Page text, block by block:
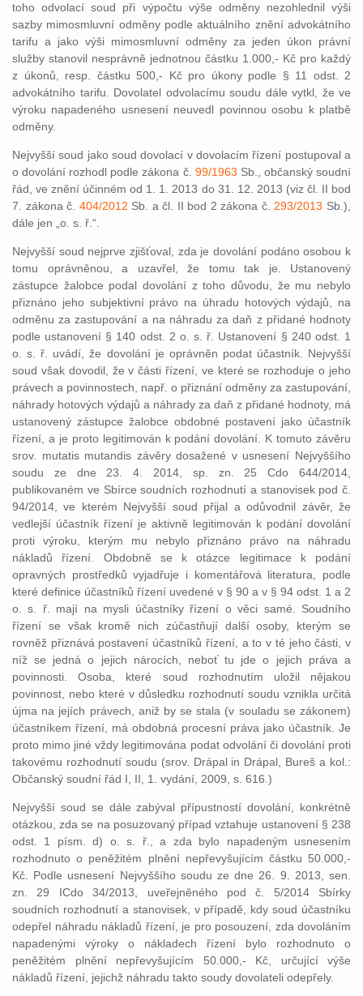
toho odvolací soud při výpočtu výše odměny nezohlednil výši
sazby mimosmluvní odměny podle aktuálního znění advokátního
tarifu a jako výši mimosmluvní odměny za jeden úkon právní
služby stanovil nesprávně jednotnou částku 1.000,- Kč pro každý
z úkonů, resp. částku 500,- Kč pro úkony podle § 11 odst. 2
advokátního tarifu. Dovolatel odvolacímu soudu dále vytkl, že ve
výroku napadeného usnesení neuvedl povinnou osobu k platbě
odměny.
Nejvyšší soud jako soud dovolací v dovolacím řízení postupoval a
o dovolání rozhodl podle zákona č. 99/1963 Sb., občanský soudní
řád, ve znění účinném od 1. 1. 2013 do 31. 12. 2013 (viz čl. II bod
7. zákona č. 404/2012 Sb. a čl. II bod 2 zákona č. 293/2013 Sb.),
dále jen „o. s. ř.“.
Nejvyšší soud nejprve zjišťoval, zda je dovolání podáno osobou k
tomu oprávněnou, a uzavřel, že tomu tak je. Ustanovený
zástupce žalobce podal dovolání z toho důvodu, že mu nebylo
přiznáno jeho subjektivní právo na úhradu hotových výdajů, na
odměnu za zastupování a na náhradu za daň z přidané hodnoty
podle ustanovení § 140 odst. 2 o. s. ř. Ustanovení § 240 odst. 1
o. s. ř. uvádí, že dovolání je oprávněn podat účastník. Nejvyšší
soud však dovodil, že v části řízení, ve které se rozhoduje o jeho
právech a povinnostech, např. o přiznání odměny za zastupování,
náhrady hotových výdajů a náhrady za daň z přidané hodnoty, má
ustanovený zástupce žalobce obdobné postavení jako účastník
řízení, a je proto legitimován k podání dovolání. K tomuto závěru
srov. mutatis mutandis závěry dosažené v usnesení Nejvyššího
soudu ze dne 23. 4. 2014, sp. zn. 25 Cdo 644/2014,
publikovaném ve Sbírce soudních rozhodnutí a stanovisek pod č.
94/2014, ve kterém Nejvyšší soud přijal a odůvodnil závěr, že
vedlejší účastník řízení je aktivně legitimován k podání dovolání
proti výroku, kterým mu nebylo přiznáno právo na náhradu
nákladů řízení. Obdobně se k otázce legitimace k podání
opravných prostředků vyjadřuje i komentářová literatura, podle
které definice účastníků řízení uvedené v § 90 a v § 94 odst. 1 a 2
o. s. ř. mají na mysli účastníky řízení o věci samé. Soudního
řízení se však kromě nich zúčastňují další osoby, kterým se
rovněž přiznává postavení účastníků řízení, a to v té jeho části, v
níž se jedná o jejich nárocích, neboť tu jde o jejich práva a
povinnosti. Osoba, které soud rozhodnutím uložil nějakou
povinnost, nebo které v důsledku rozhodnutí soudu vznikla určitá
újma na jejích právech, aniž by se stala (v souladu se zákonem)
účastníkem řízení, má obdobná procesní práva jako účastník. Je
proto mimo jiné vždy legitimována podat odvolání či dovolání proti
takovému rozhodnutí soudu (srov. Drápal in Drápal, Bureš a kol.:
Občanský soudní řád I, II, 1. vydání, 2009, s. 616.)
Nejvyšší soud se dále zabýval přípustností dovolání, konkrétně
otázkou, zda se na posuzovaný případ vztahuje ustanovení § 238
odst. 1 písm. d) o. s. ř., a zda bylo napadeným usnesením
rozhodnuto o peněžitém plnění nepřevyšujícím částku 50.000,-
Kč. Podle usnesení Nejvyššího soudu ze dne 26. 9. 2013, sen.
zn. 29 ICdo 34/2013, uveřejněného pod č. 5/2014 Sbírky
soudních rozhodnutí a stanovisek, v případě, kdy soud účastníku
odepřel náhradu nákladů řízení, je pro posouzení, zda dovoláním
napadenými výroky o nákladech řízení bylo rozhodnuto o
peněžitém plnění nepřevyšujícím 50.000,- Kč, určující výše
nákladů řízení, jejichž náhradu takto soudy dovolateli odepřely.